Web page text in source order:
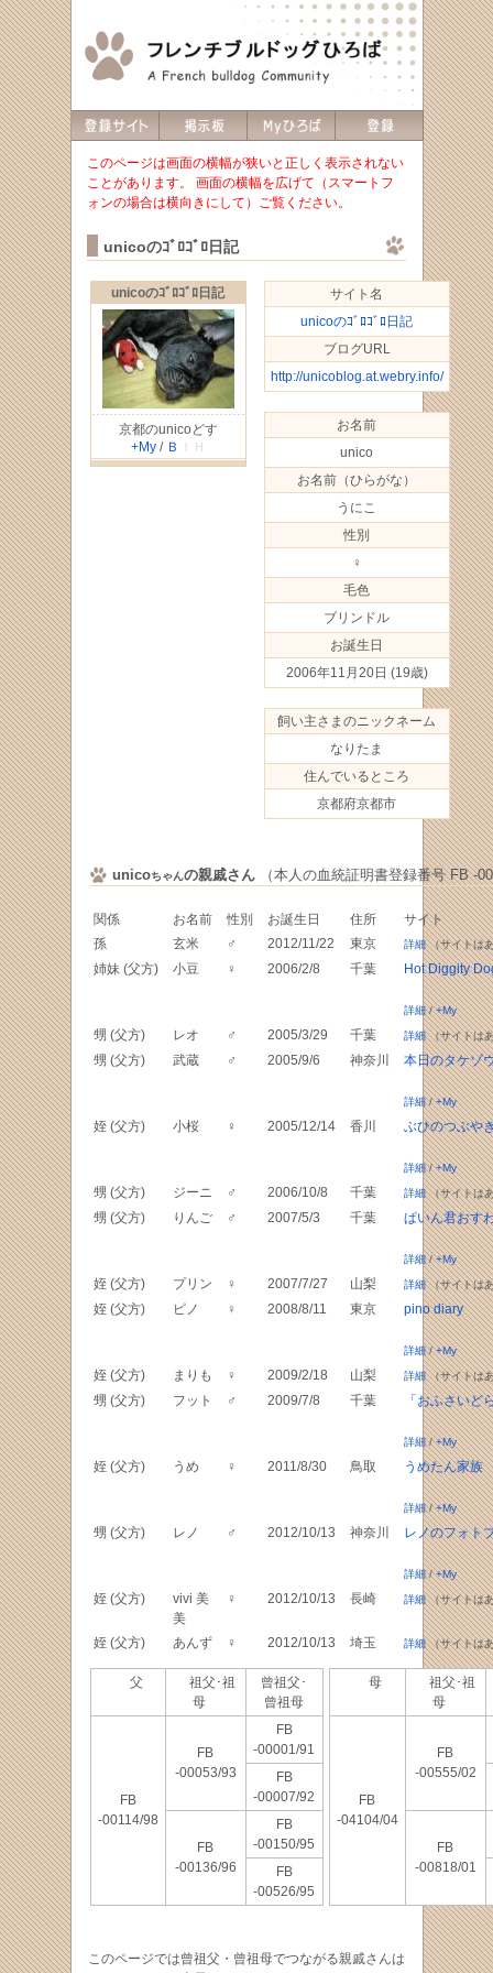
このページは画面の横幅が狭いと正しく表示されない
ことがあります。 画面の横幅を広げて（スマートフ
ォンの場合は横向きにして）ご覧ください。
unicoのｺﾞﾛｺﾞﾛ日記
unicoのｺﾞﾛｺﾞﾛ日記
京都のunicoどす
+My/ Ｂ ＩＨ
サイト名
unicoのｺﾞﾛｺﾞﾛ日記
ブログURL
http://unicoblog.at.webry.info/
お名前
unico
お名前（ひらがな）
うにこ
性別
♀
毛色
ブリンドル
お誕生日
2006年11月20日 (19歳)
飼い主さまのニックネーム
なりたま
住んでいるところ
京都府京都市
unicoちゃんの親戚さん（本人の血統証明書登録番号 FB -
関係 お名前 性別 お誕生日 住所
サイト
孫
玄米 ♂ 2012/11/22 東京 詳細（サイトは
姉妹 (父方) 小豆 ♀ 2006/2/8 千葉 Hot Diggity
詳細/+My
甥 (父方) レオ ♂ 2005/3/29 千葉 詳細（サイトは
甥 (父方) 武蔵 ♂ 2005/9/6 神奈川 本日のタケゾ
詳細/+My
姪 (父方) 小桜 ♀ 2005/12/14 香川 ぶひのつぶや
詳細/+My
甥 (父方) ジーニ ♂ 2006/10/8 千葉 詳細（サイトは
甥 (父方) りんご ♂ 2007/5/3 千葉 ぱいん君おす
詳細/+My
姪 (父方) プリン ♀ 2007/7/27 山梨 詳細（サイトは
姪 (父方) ピノ ♀ 2008/8/11 東京 pino diary
詳細/+My
姪 (父方) まりも ♀ 2009/2/18 山梨 詳細（サイトは
甥 (父方) フット ♂ 2009/7/8 千葉 「おふさいど
詳細/+My
姪 (父方) うめ ♀ 2011/8/30 鳥取 うめたん家族
詳細/+My
甥 (父方) レノ ♂ 2012/10/13 神奈川 レノのフォト
詳細/+My
姪 (父方)
vivi 美
美
♀ 2012/10/13 長崎 詳細（サイトは
姪 (父方) あんず ♀ 2012/10/13 埼玉 詳細（サイトは
父
祖父･祖
母
曾祖父･
曾祖母
FB
-00114/98
FB
-00053/93
FB
-00001/91
FB
-00007/92
FB
-00136/96
FB
-00150/95
FB
-00526/95
母
祖父･祖
母
FB
-04104/04
FB
-00555/02
FB
-00818/01
このページでは曾祖父・曾祖母でつながる親戚さんは